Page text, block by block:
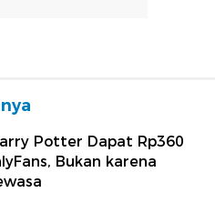
Potter Dapat Rp360
Bukan karena